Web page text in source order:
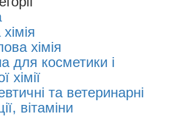
хімія
для косметики і
хімії
та ветеринарні
вітаміни